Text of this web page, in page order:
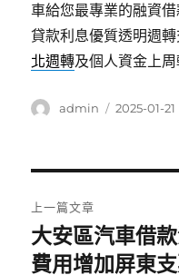
車給您最專業的融資
貸款利息優質透明週
北週轉及個人資金上
作
admin
發
2025-01-21
章
導
上一篇文章
上
一
大安區汽車借
費用增加屏東